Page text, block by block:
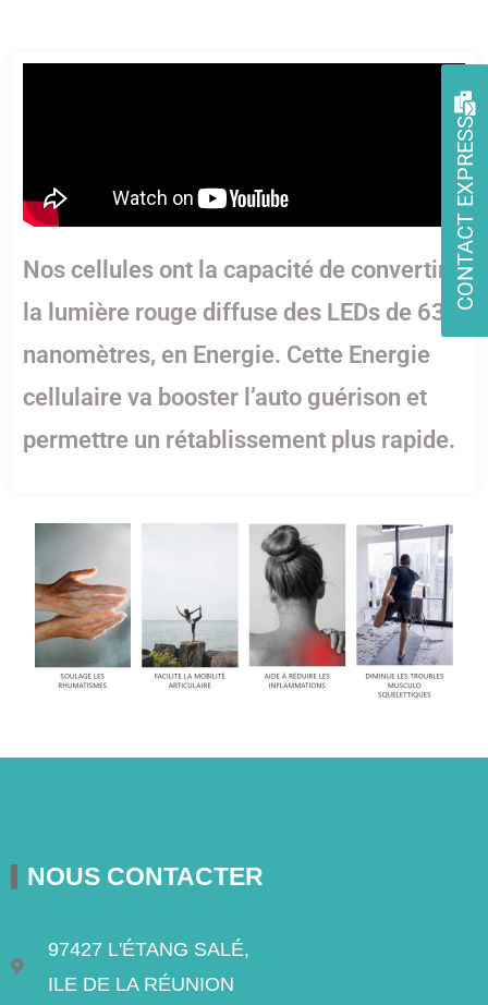
Nos cellules ont la capacité de convertir
la lumière rouge diffuse des LEDs de 630
nanomètres, en Energie. Cette Energie
cellulaire va booster l’auto guérison et
permettre un rétablissement plus rapide.
CONTACT EXPRESS
NOUS CONTACTER
97427 L'ÉTANG SALÉ,
ILE DE LA RÉUNION